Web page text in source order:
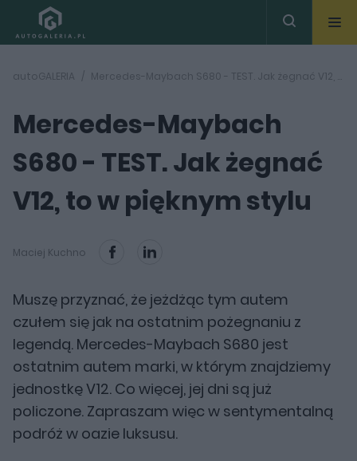
autoGALERIA Mercedes-Maybach S680 - TEST. Jak żegnać V12, to w pięknym stylu
Mercedes-Maybach
S680 - TEST. Jak żegnać
V12, to w pięknym stylu
Maciej Kuchno
Muszę przyznać, że jeżdżąc tym autem
czułem się jak na ostatnim pożegnaniu z
legendą. Mercedes-Maybach S680 jest
ostatnim autem marki, w którym znajdziemy
jednostkę V12. Co więcej, jej dni są już
policzone. Zapraszam więc w sentymentalną
podróż w oazie luksusu.